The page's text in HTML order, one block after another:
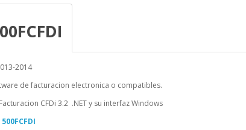
2014
de facturacion electronica o compatibles.
CFDi 3.2 .NET y su interfaz Windows